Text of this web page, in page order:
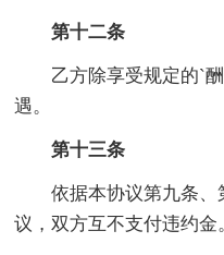
第十二条
乙方除享受规定的`酬
遇。
第十三条
依据本协议第九条、
议，双方互不支付违约金